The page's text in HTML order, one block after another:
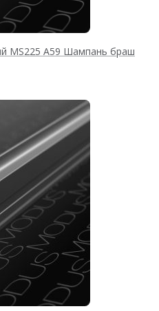
MS225 А59 Шампань браш